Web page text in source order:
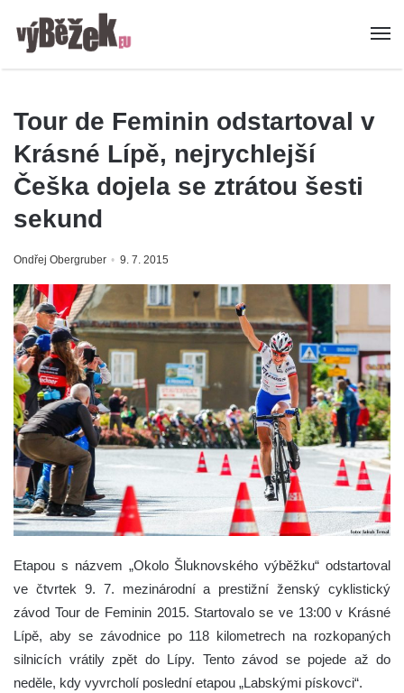
Tour de Feminin odstartoval v
Krásné Lípě, nejrychlejší
Češka dojela se ztrátou šesti
sekund
Ondřej Obergruber 9. 7. 2015
Etapou s názvem „Okolo Šluknovského výběžku“ odstartoval
ve čtvrtek 9. 7. mezinárodní a prestižní ženský cyklistický
závod Tour de Feminin 2015. Startovalo se ve 13:00 v Krásné
Lípě, aby se závodnice po 118 kilometrech na rozkopaných
silnicích vrátily zpět do Lípy. Tento závod se pojede až do
neděle, kdy vyvrcholí poslední etapou „Labskými pískovci“.